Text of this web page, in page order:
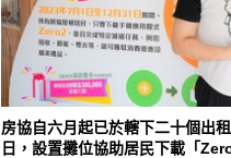
房協自六月起已於轄下二十個出
日，設置攤位協助居民下載「